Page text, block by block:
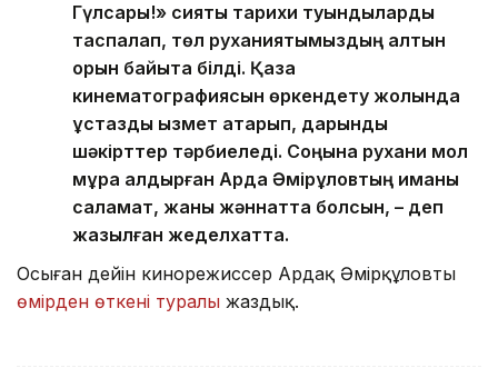
Гүлсары!» сияқты тарихи туындыларды
таспалап, төл руханиятымыздың алтын
қорын байыта білді. Қазақ
кинематографиясын өркендету жолында
ұстаздық қызмет атқарып, дарынды
шәкірттер тәрбиеледі. Соңына рухани мол
мұра қалдырған Ардақ Әмірқұловтың иманы
саламат, жаны жәннатта болсын, – деп
жазылған жеделхатта.
Осыған дейін кинорежиссер Ардақ Әмірқұловтың
өмірден өткені туралы жаздық.